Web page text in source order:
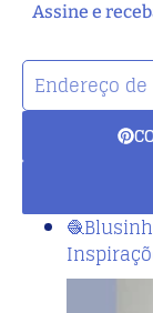
Assine e